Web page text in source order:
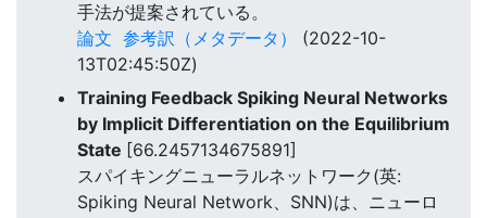
手法が提案されている。
論文 参考訳（メタデータ）
(2022-10-
13T02:45:50Z)
Training Feedback Spiking Neural Networks
by Implicit Differentiation on the Equilibrium
State [66.2457134675891]
スパイキングニューラルネットワーク(英:
Spiking Neural Network、SNN)は、ニューロ